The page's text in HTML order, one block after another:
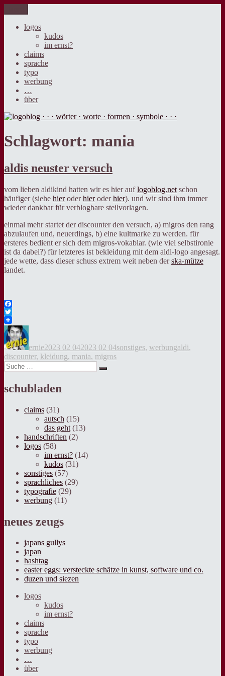
Inhalt
springen
logoblog · · · wörter · worte · formen · symbole · · ·
der blog über sprache, design und werbung.
logos
kudos
im ernst?
claims
sprache
typo
werbung
…
über
Schlagwort: mania
aldis neuster versuch
vom lieben aldikind hatten wir es hier auflogoblog.net schon
häufiger (siehe hieroderhieroderhier). und wir sind ihm immer
wieder dankbar für verblogbare steilvorlagen.
einmal mehr startet der discounter den versuch, a) migros den rang
abzulaufen und, neuerdings, b) eine kultmarke zu werden. für
ersteres bedient er sich dem migros-vokablar. (wie viel selbstironie
ist da dabei?) für letzteres ist bekleidung mit dem aldi-logo angesagt.
jede wette, dass dieser schuss extrem weit neben derska-mütze
landet.
Facebook
Twitter
ernie2023 02 042023 02 04sonstiges, werbungaldi,
discounter, kleidung, mania, migros
Suche
nach:
Suche
schubladen
claims (31)
autsch (15)
das geht (13)
handschriften (2)
logos (58)
im ernst? (14)
kudos (31)
sonstiges (57)
sprachliches (29)
typografie (29)
werbung (11)
neues zeugs
japans gullys
japan
hashtag
easter eggs: versteckte schätze in kunst, software und co.
duzen und siezen
logos
kudos
im ernst?
claims
sprache
typo
werbung
…
über